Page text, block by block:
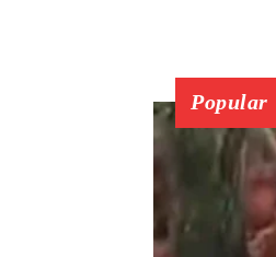
Popular